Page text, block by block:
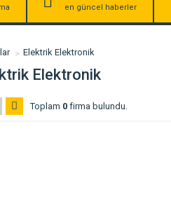
en güncel haberler
Elektrik Elektronik
Elektronik
Toplam 0 firma bulundu.